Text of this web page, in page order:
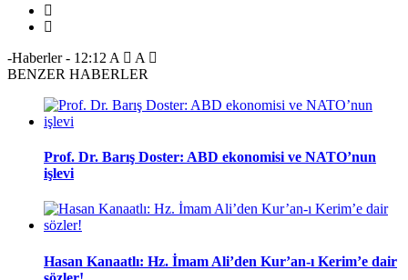
-Haberler- 12:12 A
A
BENZER HABERLER
Prof. Dr. Barış Doster: ABD ekonomisi ve NATO’nun
işlevi
Hasan Kanaatlı: Hz. İmam Ali’den Kur’an-ı Kerim’e dair